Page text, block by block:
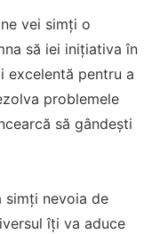
vei simți o
să iei inițiativa în
excelentă pentru a
problemele
să gândești
simți nevoia de
îți va aduce